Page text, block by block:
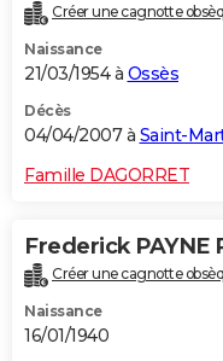
Créer une cagnotte
Naissance
21/03/1954 à Ossès
Décès
04/04/2007 à Saint-
Famille DAGORRET
Frederick PAYNE
Créer une cagnotte
Naissance
16/01/1940